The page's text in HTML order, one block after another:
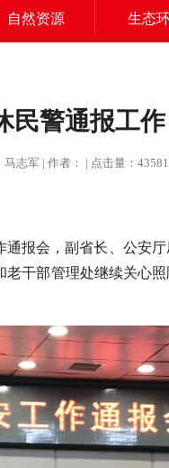
自然资源 生态
民警通报工作
志军 | 作者： | 点击量：
通报会，副省长、公安
干部管理处继续关心